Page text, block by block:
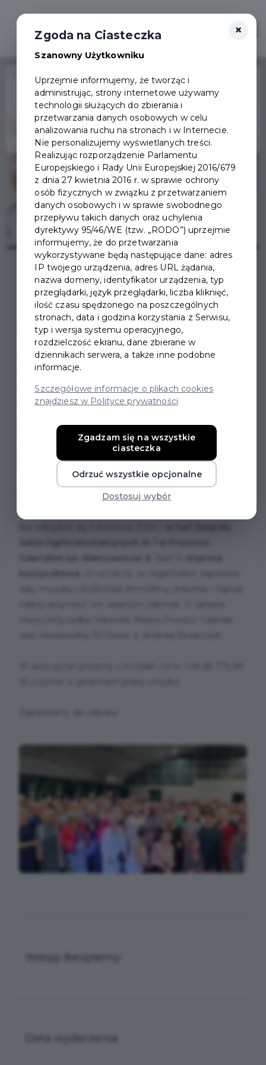
Wydarzenie już się
zakończyło
BAL WIOSENNY 2024
Udział w balu jest bezpłatny jednak,aby
uczestniczyć w wydarzeniu, trzeba najpierw
odebrać zaproszenie,które można pobrać
(bezpłatnie)od 15 stycznia 2024 r. w biurze
Gdański
(parter, ul. Grunwaldzka 20) za okazaniem
Pruszczańskiej Karty Mieszkańca w celu weryfikacji
imienia i nazwiska mieszkańca. Uwaga! Liczba
zaproszeń jest ograniczona – łącznie do wydania
posiadamy 300 zaproszeń.
×
Zgoda na Ciasteczka
Szanowny Użytkowniku
Uprzejmie informujemy, że tworząc i
administrując, strony internetowe używamy
technologii służących do zbierania i
przetwarzania danych osobowych w celu
analizowania ruchu na stronach i w Internecie.
Nie personalizujemy wyświetlanych treści.
Realizując rozporządzenie Parlamentu
Europejskiego i Rady Unii Europejskiej 2016/679
z dnia 27 kwietnia 2016 r. w sprawie ochrony
osób fizycznych w związku z przetwarzaniem
danych osobowych i w sprawie swobodnego
przepływu takich danych oraz uchylenia
dyrektywy 95/46/WE (tzw. „RODO”) uprzejmie
informujemy, że do przetwarzania
wykorzystywane będą następujące dane: adres
IP twojego urządzenia, adres URL żądania,
nazwa domeny, identyfikator urządzenia, typ
przeglądarki, język przeglądarki, liczba kliknięć,
ilość czasu spędzonego na poszczególnych
stronach, data i godzina korzystania z Serwisu,
typ i wersja systemu operacyjnego,
rozdzielczość ekranu, dane zbierane w
dziennikach serwera, a także inne podobne
informacje.
Szczegółowe informacje o plikach cookies
znajdziesz w Polityce prywatności
Zgadzam się na wszystkie
ciasteczka
Odrzuć wszystkie opcjonalne
Dostosuj wybór